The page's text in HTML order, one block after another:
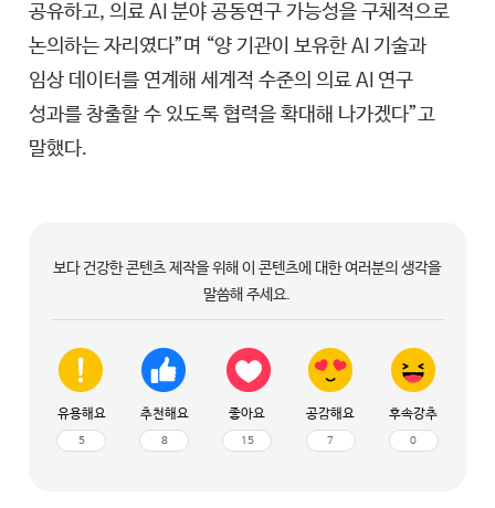
공유하고, 의료 AI 분야 공동연구 가능성을 구체적으로
논의하는 자리였다”며 “양 기관이 보유한 AI 기술과
임상 데이터를 연계해 세계적 수준의 의료 AI 연구
성과를 창출할 수 있도록 협력을 확대해 나가겠다”고
말했다.
보다 건강한 콘텐츠 제작을 위해 이 콘텐츠에 대한 여러분의 생각을
말씀해 주세요.
유용해요
5
추천해요
8
좋아요
15
공감해요
7
후속강추
0